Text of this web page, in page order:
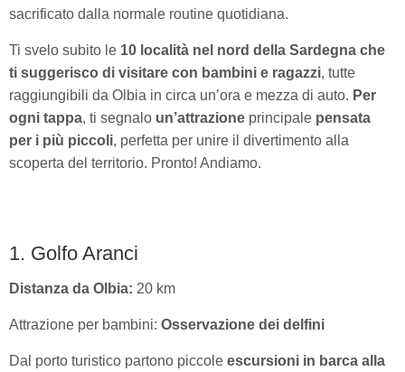
sacrificato dalla normale routine quotidiana.
Ti svelo subito le 10 località nel nord della Sardegna che
ti suggerisco di visitare con bambini e ragazzi, tutte
raggiungibili da Olbia in circa un’ora e mezza di auto. Per
ogni tappa, ti segnalo un’attrazione principale pensata
per i più piccoli, perfetta per unire il divertimento alla
scoperta del territorio. Pronto! Andiamo.
1. Golfo Aranci
Distanza da Olbia: 20 km
Attrazione per bambini: Osservazione dei delfini
Dal porto turistico partono piccole escursioni in barca alla